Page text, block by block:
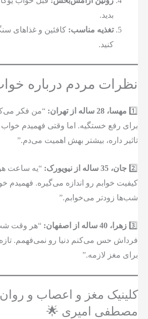
بدید.
تغذیه مناسب: کافئین و غذاهای
کنید.
نظرات مردم درباره
1️⃣ مهسا، 28 ساله از تهران:
“من فکر
تاثیر داره، بیشتر بهش اهمیت می‌دم.”
2️⃣ جان، 35 ساله از نیویورک:
“یه ساعت
کیفیت خوابم رو اندازه می‌گیره. فهمیدم
شب‌ها زودتر می‌خوابم.”
3️⃣ زهرا، 40 ساله از اصفهان:
“هر وقت
فرداش حس می‌کنم دنیا رو نمی‌فهمم.
برای مغز لازمه.”
کلینیک مغز و اعصاب و روان
مصطفی امیری 🌟